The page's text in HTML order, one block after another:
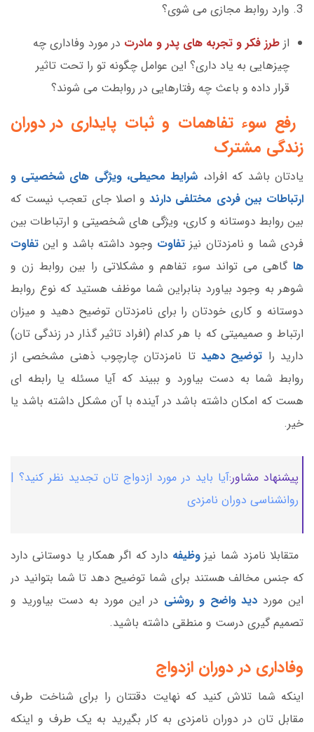
وارد روابط مجازی می شوی؟
از طرز فکر و تجربه های پدر و مادرت در مورد وفاداری چه
چیزهایی به یاد داری؟ این عوامل چگونه تو را تحت تاثیر
قرار داده و باعث چه رفتارهایی در روابطت می شوند؟
رفع سوء تفاهمات و ثبات پایداری در دوران
زندگی مشترک
یادتان باشد که افراد، شرایط محیطی، ویژگی های شخصیتی و
ارتباطات بین فردی مختلفی دارند و اصلا جای تعجب نیست که
بین روابط دوستانه و کاری، ویژگی های شخصیتی و ارتباطات بین
فردی شما و نامزدتان نیز تفاوت وجود داشته باشد و این تفاوت
هاگاهی می تواند سوء تفاهم و مشکلاتی را بین روابط زن و
شوهر به وجود بیاورد بنابراین شما موظف هستید که نوع روابط
دوستانه و کاری خودتان را برای نامزدتان توضیح دهید و میزان
ارتباط و صمیمیتی که با هر کدام (افراد تاثیر گذار در زندگی تان)
دارید را توضیح دهید تا نامزدتان چارچوب ذهنی مشخصی از
روابط شما به دست بیاورد و ببیند که آیا مسئله یا رابطه ای
هست که امکان داشته باشد در آینده با آن مشکل داشته باشد یا
خیر.
پیشنهاد مشاور:آیا باید در مورد ازدواج تان تجدید نظر کنید؟ |
روانشناسی دوران نامزدی
متقابلا نامزد شما نیز وظیفه دارد که اگر همکار یا دوستانی دارد
که جنس مخالف هستند برای شما توضیح دهد تا شما بتوانید در
این مورد دید واضح و روشنی در این مورد به دست بیاورید و
تصمیم گیری درست و منطقی داشته باشید.
وفاداری در دوران ازدواج
اینکه شما تلاش کنید که نهایت دقتتان را برای شناخت طرف
مقابل تان در دوران نامزدی به کار بگیرید به یک طرف و اینکه